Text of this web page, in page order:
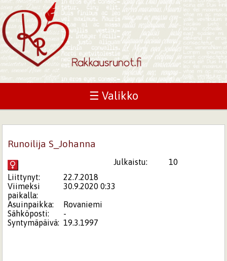
☰ Valikko
Runoilija S_Johanna
Julkaistu:
10
Liittynyt:
22.7.2018
Viimeksi
paikalla:
30.9.2020 0:33
Asuinpaikka:
Rovaniemi
Sähköposti:
-
Syntymäpäivä: 19.3.1997